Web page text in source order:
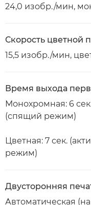
24,0 изобр./мин,
Скорость цветной
15,5 изобр./мин,
Время выхода
Монохромная: 6
(спящий режим)
Цветная: 7 сек.
режим)
Двусторонняя
Автоматическая